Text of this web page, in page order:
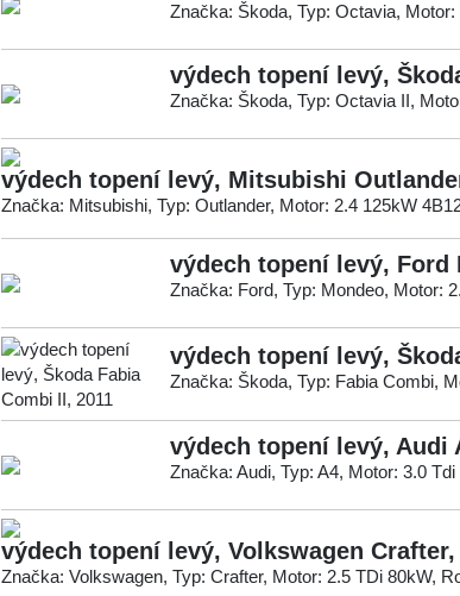
Značka: Škoda, Typ: Octavia,
výdech topení levý,
Značka: Škoda, Typ: Octavia II,
výdech topení levý, Mitsubishi
Značka: Mitsubishi, Typ: Outlander, Motor: 2.4 125kW
výdech topení levý, Ford
Značka: Ford, Typ: Mondeo, Motor:
výdech topení levý,
Značka: Škoda, Typ: Fabia Combi,
výdech topení levý, Audi
Značka: Audi, Typ: A4, Motor: 3.0
výdech topení levý, Volkswagen Crafter,
Značka: Volkswagen, Typ: Crafter, Motor: 2.5 TDi 80kW,